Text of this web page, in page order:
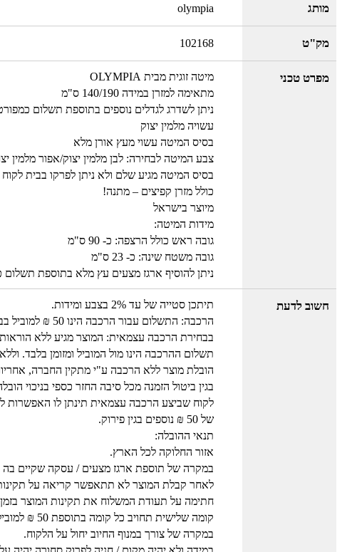
מותג olympia
מק"ט 102168
מפרט טכני
מיטה זוגית מבית OLYMPIA
מתאימה למזרן במידה 140/190 ס"מ
ניתן לשדרג לגדלים נוספים בתוספת תשלום
עשויה מלמין יצוק
בסיס המיטה עשוי מעץ אורן מלא
צבע המיטה לבחירה: לבן מלמין יצוק/אפור מלמין
בסיס המיטה מגיע שלם ולא ניתן לפרקו בבית לקוח
כולל מזרן קפיצים – מתנה!
מיוצר בישראל
מידות המיטה:
גובה ראש כולל הרצפה: כ- 90 ס"מ
גובה משטח שינה: כ- 23 ס"מ
ניתן להוסיף ארגז מצעים עץ מלא בתוספת תשלום
חשוב לדעת
תיתכן סטייה של עד 2% בצבע ומידות.
הרכבה: התשלום עבור הרכבה הינו 50 ₪ למוביל בבית עבור כל מוצר.
בבחירת הרכבה עצמאית: המוצר מגיע ללא הוראות
תשלום ההרכבה הינו מול המוביל ומזומן בלבד.
הובלת מוצר ללא הרכבה ע"י מתקין החברה,
בגין ביטול הזמנה מכל סיבה החזר כספי בניכוי
לקוח שביצע הרכבה עצמאית תינתן לו האפשרות
של 50 ₪ נוספים בגין פירוק.
תנאי ההובלה:
אזור החלוקה לכל הארץ.
במקרה של תוספת ארגז מצעים / עסקה שקיים בה ארגז
לאחר קבלת המוצר לא תתאפשר קריאה על
חתימה על תעודת המשלוח את תקינות המוצר
קומה שלישית תחויב כל קומה בתוספת 50 ₪ למוביל, לכל פריט.
במקרה של צורך במנוף החיוב יחול על הלקוח.